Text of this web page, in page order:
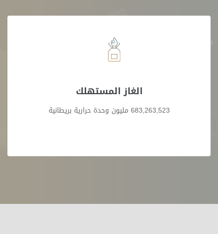
الغاز المستهلك
683,263,523 مليون وحدة حرارية بريطانية